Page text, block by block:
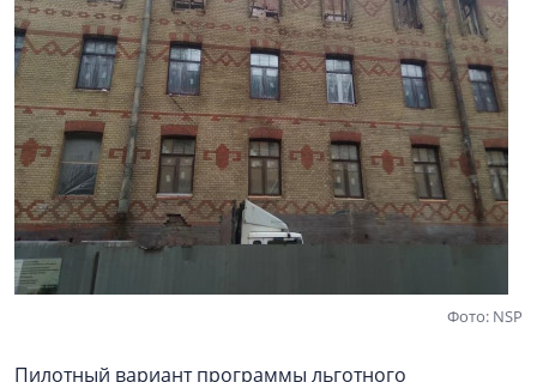
Фото: NSP
Пилотный вариант программы льготного